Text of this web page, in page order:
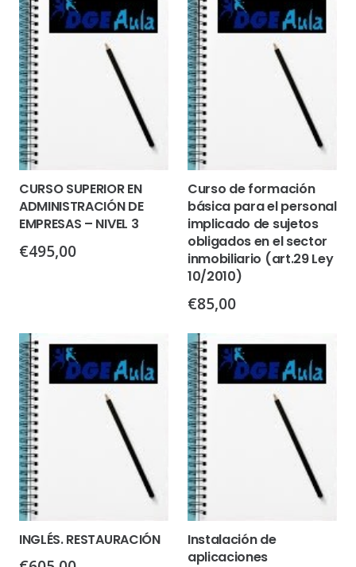
CURSO SUPERIOR EN
ADMINISTRACIÓN DE
EMPRESAS – NIVEL 3
€495,00
Curso de formación
básica para el personal
implicado de sujetos
obligados en el sector
inmobiliario (art.29 Ley
10/2010)
€85,00
INGLÉS. RESTAURACIÓN
Instalación de
aplicaciones